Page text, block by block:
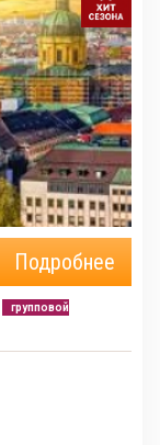
Подробнее
групповой